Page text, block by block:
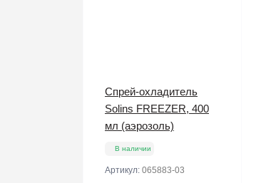
Спрей-охладитель
Solins FREEZER, 400
мл (аэрозоль)
В наличии
Артикул: 065883-03